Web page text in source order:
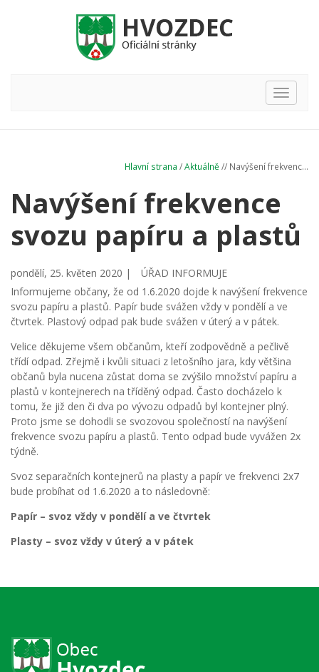
Hlavní
nabídka
Hlavní strana /Aktuálně // Navýšení frekvenc...
Navýšení frekvence
svozu papíru a plastů
pondělí, 25. květen 2020 |
ÚŘAD INFORMUJE
Informujeme občany, že od 1.6.2020 dojde k navýšení frekvence
svozu papíru a plastů. Papír bude svážen vždy v pondělí a ve
čtvrtek. Plastový odpad pak bude svážen v úterý a v pátek.
Velice děkujeme všem občanům, kteří zodpovědně a pečlivě
třídí odpad. Zřejmě i kvůli situaci z letošního jara, kdy většina
občanů byla nucena zůstat doma se zvýšilo množství papíru a
plastů v kontejnerech na tříděný odpad. Často docházelo k
tomu, že již den či dva po vývozu odpadů byl kontejner plný.
Proto jsme se dohodli se svozovou společností na navýšení
frekvence svozu papíru a plastů. Tento odpad bude vyvážen 2x
týdně.
Svoz separačních kontejnerů na plasty a papír ve frekvenci 2x7
bude probíhat od 1.6.2020 a to následovně:
Papír – svoz vždy v pondělí a ve čtvrtek
Plasty – svoz vždy v úterý a v pátek